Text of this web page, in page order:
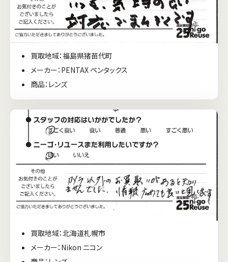
買取地域：福島県猪苗代町
メーカー：PENTAX ペンタックス
商品：レンズ
買取地域：北海道札幌市
メーカー：Nikon ニコン